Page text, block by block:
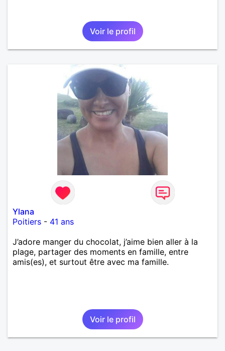
Voir le profil
Ylana
Poitiers - 41 ans
J’adore manger du chocolat, j’aime bien aller à la
plage, partager des moments en famille, entre
amis(es), et surtout être avec ma famille.
Voir le profil